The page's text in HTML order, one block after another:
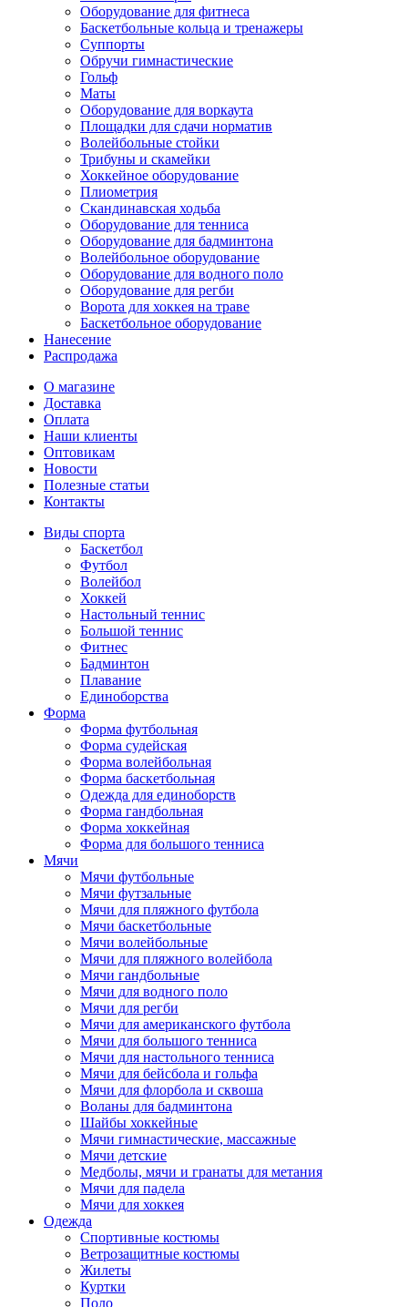
Оборудование для фитнеса
Баскетбольные кольца и тренажеры
Суппорты
Обручи гимнастические
Гольф
Маты
Оборудование для воркаута
Площадки для сдачи норматив
Волейбольные стойки
Трибуны и скамейки
Хоккейное оборудование
Плиометрия
Скандинавская ходьба
Оборудование для тенниса
Оборудование для бадминтона
Волейбольное оборудование
Оборудование для водного поло
Оборудование для регби
Ворота для хоккея на траве
Баскетбольное оборудование
Нанесение
Распродажа
О магазине
Доставка
Оплата
Наши клиенты
Оптовикам
Новости
Полезные статьи
Контакты
Виды спорта
Баскетбол
Футбол
Волейбол
Хоккей
Настольный теннис
Большой теннис
Фитнес
Бадминтон
Плавание
Единоборства
Форма
Форма футбольная
Форма судейская
Форма волейбольная
Форма баскетбольная
Одежда для единоборств
Форма гандбольная
Форма хоккейная
Форма для большого тенниса
Мячи
Мячи футбольные
Мячи футзальные
Мячи для пляжного футбола
Мячи баскетбольные
Мячи волейбольные
Мячи для пляжного волейбола
Мячи гандбольные
Мячи для водного поло
Мячи для регби
Мячи для американского футбола
Мячи для большого тенниса
Мячи для настольного тенниса
Мячи для бейсбола и гольфа
Мячи для флорбола и сквоша
Воланы для бадминтона
Шайбы хоккейные
Мячи гимнастические, массажные
Мячи детские
Медболы, мячи и гранаты для метания
Мячи для падела
Мячи для хоккея
Одежда
Спортивные костюмы
Ветрозащитные костюмы
Жилеты
Куртки
Поло